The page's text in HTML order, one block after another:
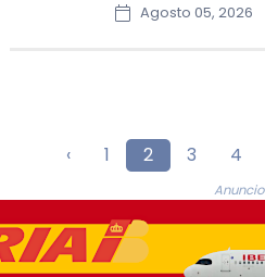
Agosto 05, 2026
‹ 1 2 3 4
Anuncio